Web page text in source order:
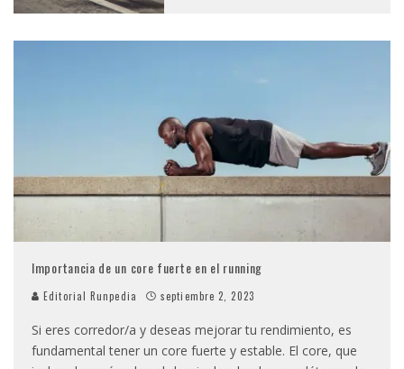
Importancia de un core fuerte en el running
Editorial Runpedia septiembre 2, 2023
Si eres corredor/a y deseas mejorar tu rendimiento, es
fundamental tener un core fuerte y estable. El core, que